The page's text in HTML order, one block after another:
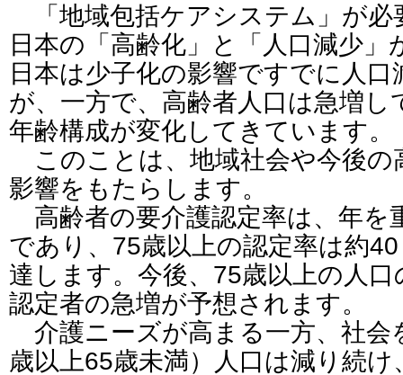
「地域包括ケアシステム」が必
日本の「高齢化」と「人口減少」
日本は少子化の影響ですでに人
が、一方で、高齢者人口は急増
年齢構成が変化してきています。
このことは、地域社会や今後の
影響をもたらします。
高齢者の要介護認定率は、年を
であり、75歳以上の認定率は約
達します。今後、75歳以上の人
認定者の急増が予想されます。
介護ニーズが高まる一方、社会
歳以上65歳未満）人口は減り続